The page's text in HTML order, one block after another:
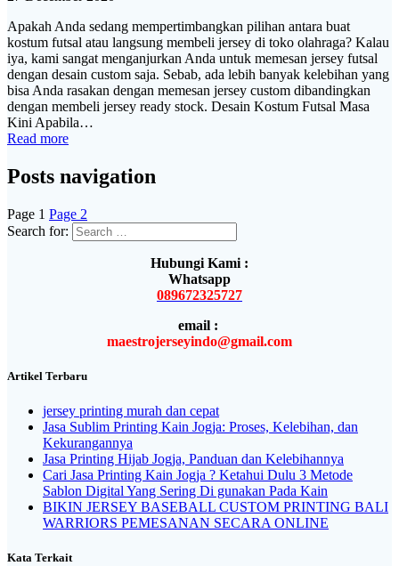
Apakah Anda sedang mempertimbangkan pilihan antara buat
kostum futsal atau langsung membeli jersey di toko olahraga? Kalau
iya, kami sangat menganjurkan Anda untuk memesan jersey futsal
dengan desain custom saja. Sebab, ada lebih banyak kelebihan yang
bisa Anda rasakan dengan memesan jersey custom dibandingkan
dengan membeli jersey ready stock. Desain Kostum Futsal Masa
Kini Apabila…
Read more
Posts navigation
Page 1 Page 2
Search for:
Hubungi Kami :
Whatsapp
089672325727
email :
maestrojerseyindo@gmail.com
Artikel Terbaru
jersey printing murah dan cepat
Jasa Sublim Printing Kain Jogja: Proses, Kelebihan, dan
Kekurangannya
Jasa Printing Hijab Jogja, Panduan dan Kelebihannya
Cari Jasa Printing Kain Jogja ? Ketahui Dulu 3 Metode
Sablon Digital Yang Sering Di gunakan Pada Kain
BIKIN JERSEY BASEBALL CUSTOM PRINTING BALI
WARRIORS PEMESANAN SECARA ONLINE
Kata Terkait